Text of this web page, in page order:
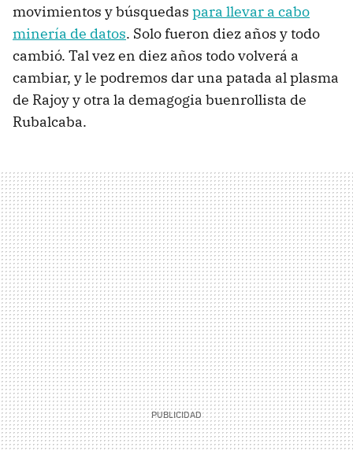
movimientos y búsquedas para llevar a cabo
minería de datos. Solo fueron diez años y todo
cambió. Tal vez en diez años todo volverá a
cambiar, y le podremos dar una patada al plasma
de Rajoy y otra la demagogia buenrollista de
Rubalcaba.